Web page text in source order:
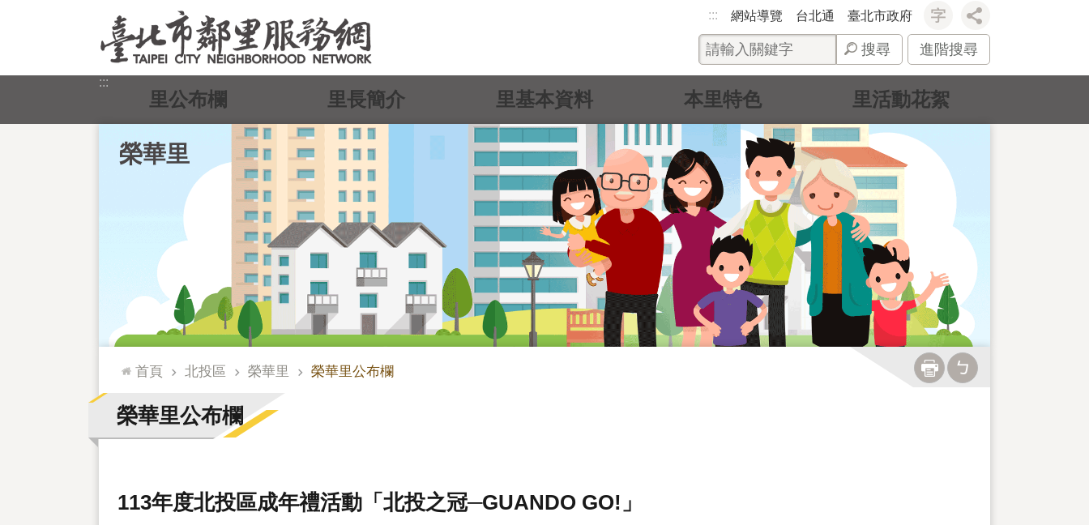
::: 網站導覽 台北通 臺北市政府
搜尋 進階搜尋
:::
榮華里
里公布欄 里長簡介 里基本資料 本里特色 里活動花絮
::: 首頁 北投區 榮華里 榮華里公布欄
榮華里公布欄
113年度北投區成年禮活動「北投之冠─GUANDO GO!」